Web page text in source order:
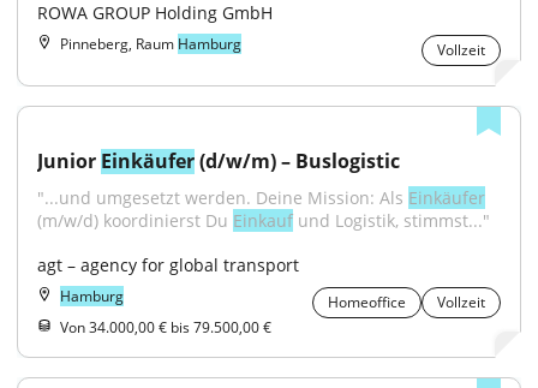
ROWA GROUP Holding GmbH
Pinneberg, Raum Hamburg Vollzeit
Junior Einkäufer (d/w/m) – Buslogistic
"...und umgesetzt werden. Deine Mission: Als Einkäufer
(m/w/d) koordinierst Du Einkauf und Logistik, stimmst..."
agt – agency for global transport
Hamburg Homeoffice
Vollzeit
Von 34.000,00 € bis 79.500,00 €